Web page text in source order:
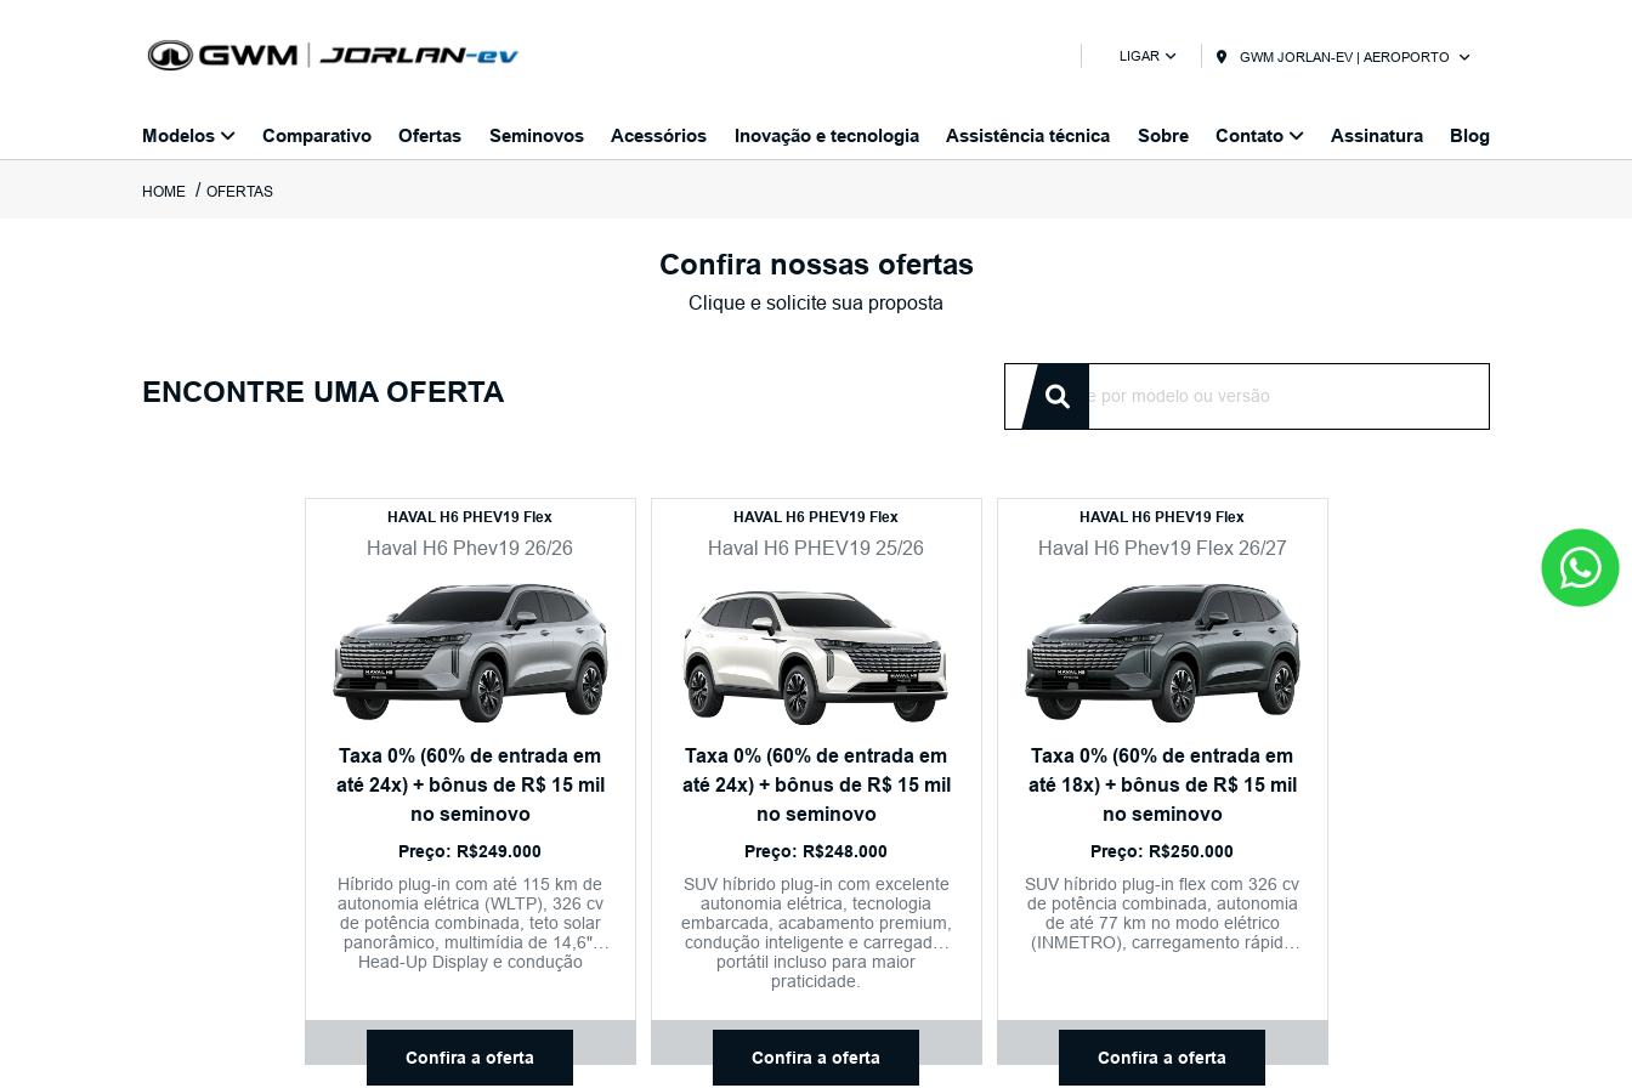
LIGAR GWM JORLAN-EV | AEROPORTO
Modelos Comparativo Ofertas Seminovos Acessórios Inovação e tecnologia Assistência técnica Sobre Contato Assinatura Blog
HOME OFERTAS
Confira nossas ofertas
Clique e solicite sua proposta
ENCONTRE UMA OFERTA
HAVAL H6 PHEV19 Flex
Haval H6 Phev19 26/26
Taxa 0% (60% de entrada em
até 24x) + bônus de R$ 15 mil
no seminovo
Preço: R$249.000
Híbrido plug-in com até 115 km de
autonomia elétrica (WLTP), 326 cv
de potência combinada, teto solar
panorâmico, multimídia de 14,6",
Head-Up Display e condução
Confira a oferta
HAVAL H6 PHEV19 Flex
Haval H6 PHEV19 25/26
Taxa 0% (60% de entrada em
até 24x) + bônus de R$ 15 mil
no seminovo
Preço: R$248.000
SUV híbrido plug-in com excelente
autonomia elétrica, tecnologia
embarcada, acabamento premium,
condução inteligente e carregador
portátil incluso para maior
praticidade.
Confira a oferta
HAVAL H6 PHEV19 Flex
Haval H6 Phev19 Flex 26/27
Taxa 0% (60% de entrada em
até 18x) + bônus de R$ 15 mil
no seminovo
Preço: R$250.000
SUV híbrido plug-in flex com 326 cv
de potência combinada, autonomia
de até 77 km no modo elétrico
(INMETRO), carregamento rápido
semiautônoma nível 2+.
Confira a oferta